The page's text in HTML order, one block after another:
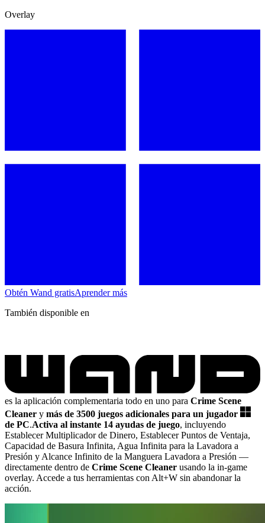
Overlay
Obtén Wand gratisAprender más
También disponible en
es la aplicación complementaria todo en uno para Crime Scene
Cleaner y más de 3500 juegos adicionales para un jugador
de PC.Activa al instante 14 ayudas de juego, incluyendo
Establecer Multiplicador de Dinero, Establecer Puntos de Ventaja,
Capacidad de Basura Infinita, Agua Infinita para la Lavadora a
Presión y Alcance Infinito de la Manguera Lavadora a Presión —
directamente dentro de Crime Scene Cleaner usando la in-game
overlay. Accede a tus herramientas con Alt+W sin abandonar la
acción.